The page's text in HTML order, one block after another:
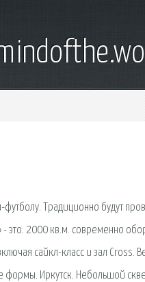
Традиционно будут
это: 2000 кв.м. современно
сайкл-класс и зал Cross.
Иркутск. Небольшой